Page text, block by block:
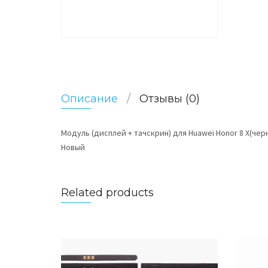
Описание Отзывы (0)
Модуль (дисплей + тачскрин) для Huawei Honor 8
Новый
Related products